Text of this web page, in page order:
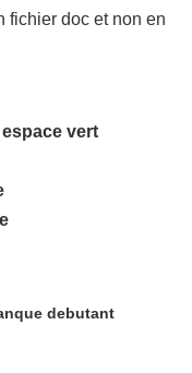
fichier doc et non en
vert
debutant